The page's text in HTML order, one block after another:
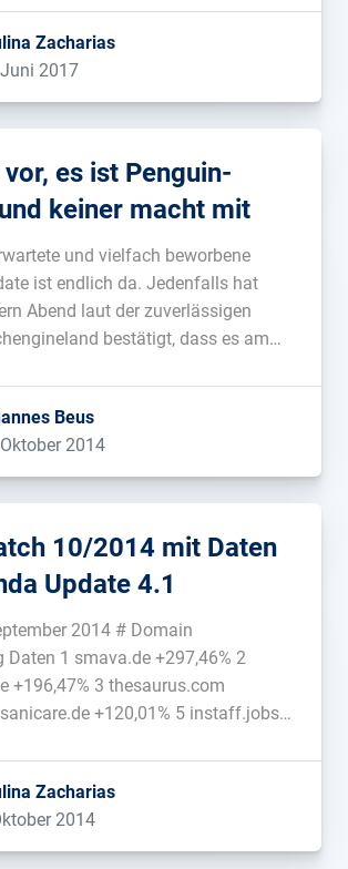
Sichtbarkeistindex„, sowie ein
Beitrag „Risiko Domainumzug und
Google„. Es kann bis zu 3 Monate
Zacharias
2017
es ist Penguin-
keiner macht mit
und vielfach beworbene
ist endlich da. Jedenfalls hat
Abend laut der zuverlässigen
bestätigt, dass es am
gab. Wie immer bei
oder Daten-Updates, habe
durch Google die
um schnellstmöglich […]...
Beus
2014
10/2014 mit Daten
Update 4.1
2014 # Domain
Daten 1 smava.de +297,46% 2
+196,47% 3 thesaurus.com
+120,01% 5 instaff.jobs
+102,29% 8 eintracht.de
+80,69% 10
11 thepiratebay.se +73,43% 12
shop.de +71,47% 13 geburtstags-
Zacharias
2014